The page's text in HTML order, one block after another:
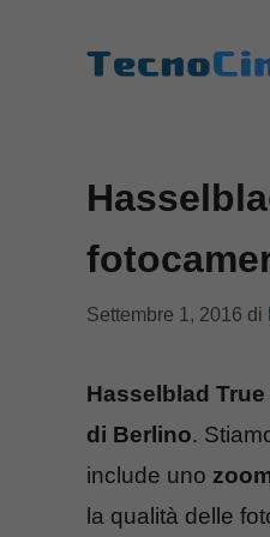
Settembre 1, 2016 di
Hasselblad
di Berlino.
include uno
la qualità delle